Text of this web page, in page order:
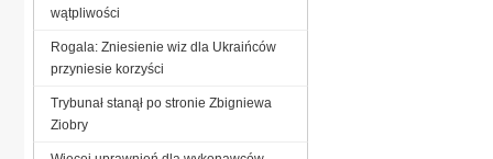
wątpliwości
Rogala: Zniesienie wiz dla Ukraińców
przyniesie korzyści
Trybunał stanął po stronie Zbigniewa
Ziobry